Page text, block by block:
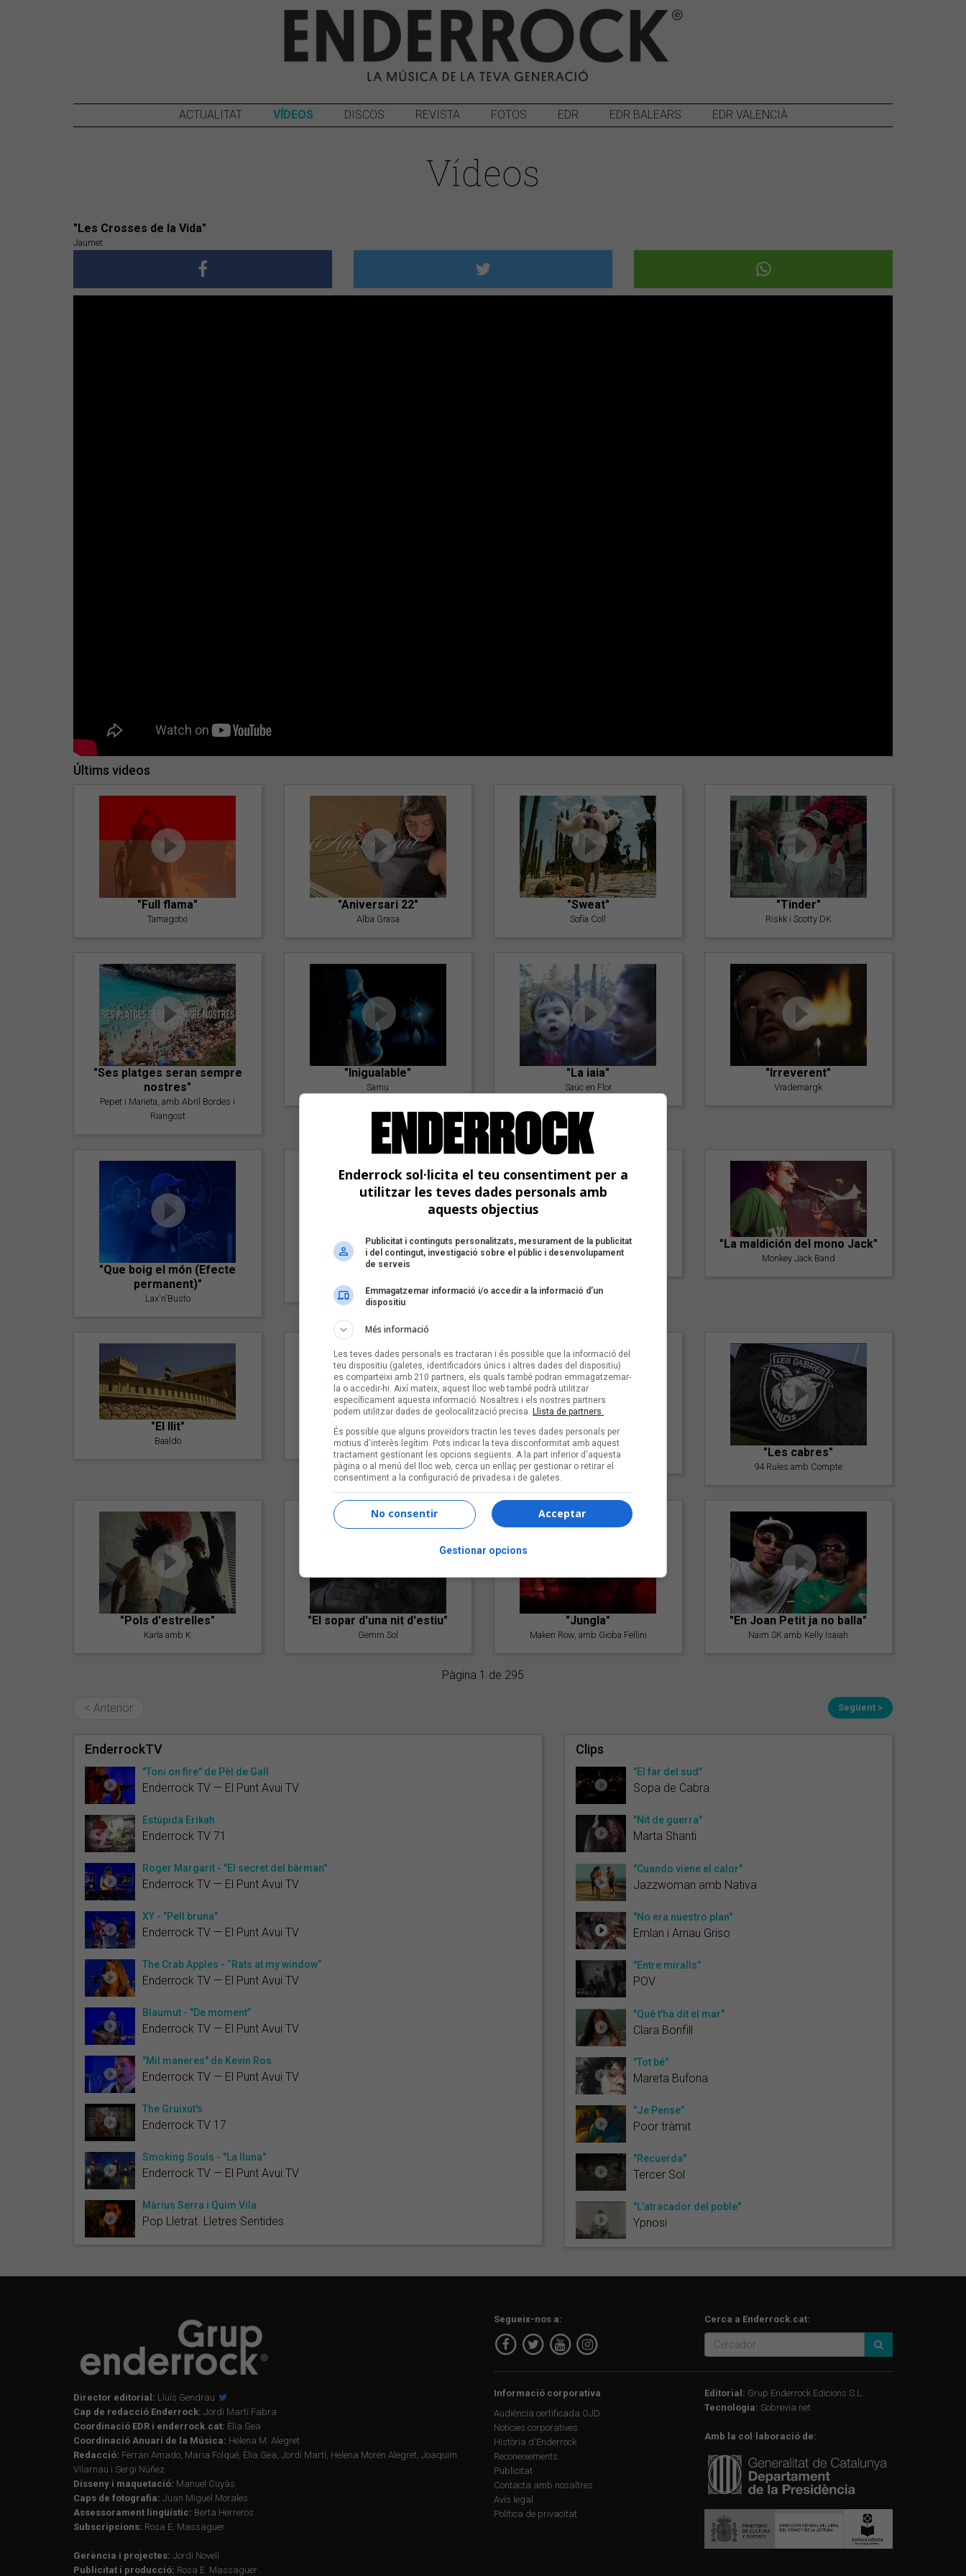
ACTUALITAT VÍDEOS DISCOS REVISTA FOTOS EDR EDR BALEARS EDR VALENCIÀ
Vídeos
"Les Crosses de la Vida"
Jaumet
Últims videos
"Full flama"
Tamagotxi
"Aniversari 22"
Alba Grasa
"Sweat"
Sofia Coll
"Tinder"
Riskk i Scotty DK
"Ses platges seran sempre
nostres"
Pepet i Marieta, amb Abril Bordes i
Riangost
"Inigualable"
Samu
"La iaia"
Saüc en Flor
"Irreverent"
Vrademargk
"Que boig el món (Efecte
permanent)"
Lax'n'Busto
"Amb tu"
"Postlude To A Kiss"
Goran Levi
"La maldición del mono Jack"
Monkey Jack Band
"El llit"
Baaldo
"Lo bueno y lo malo"
Carmen y María
"Posidònia"
Pep Álvarez amb Joan Muntaner
(Xanguito)
"Les cabres"
94 Rules amb Compte
"Pols d'estrelles"
Karla amb K
"El sopar d'una nit d'estiu"
Gemm Sol
"Jungla"
Maken Row, amb Gioba Fellini
"En Joan Petit ja no balla"
Naim SK amb Kelly Isaiah
Pàgina 1 de 295
< Anterior Següent >
EnderrockTV
"Toni on fire" de Pèl de Gall
Enderrock TV — El Punt Avui TV
Estúpida Erikah
Enderrock TV 71
Roger Margarit - "El secret del bàrman"
Enderrock TV — El Punt Avui TV
XY - "Pell bruna"
Enderrock TV — El Punt Avui TV
The Crab Apples - “Rats at my window”
Enderrock TV — El Punt Avui TV
Blaumut - "De moment”
Enderrock TV — El Punt Avui TV
"Mil maneres" de Kevin Ros
Enderrock TV — El Punt Avui TV
The Gruixut's
Enderrock TV 17
Smoking Souls - "La lluna"
Enderrock TV — El Punt Avui TV
Màrius Serra i Quim Vila
Pop Lletrat. Lletres Sentides
Clips
"El far del sud"
Sopa de Cabra
"Nit de guerra"
Marta Shanti
"Cuando viene el calor"
Jazzwoman amb Nativa
"No era nuestro plan"
Emlan i Arnau Griso
"Entre miralls"
POV
"Què t'ha dit el mar"
Clara Bonfill
"Tot bé"
Mareta Bufona
"Je Pense"
Poor tràmit
"Recuerda"
Tercer Sol
"L'atracador del poble"
Ypnosi
Director editorial: Lluís Gendrau
Cap de redacció Enderrock: Jordi Martí Fabra
Coordinació EDR i enderrock.cat: Èlia Gea
Coordinació Anuari de la Música: Helena M. Alegret
Redacció: Ferran Amado, Maria Folqué, Èlia Gea, Jordi Martí, Helena Morén Alegret, Joaquim
Vilarnau i Sergi Núñez
Disseny i maquetació: Manuel Cuyàs
Caps de fotografia: Juan Miguel Morales
Assessorament lingüístic: Berta Herreros
Subscripcions: Rosa E. Massaguer
Gerència i projectes: Jordi Novell
Publicitat i producció: Rosa E. Massaguer
Segueix-nos a: Cerca a Enderrock.cat:
Informació corporativa
Audiència certificada OJD
Notícies corporatives
Història d'Enderrock
Reconeixements
Publicitat
Contacta amb nosaltres
Avís legal
Política de privacitat
Editorial: Grup Enderrock Edicions S.L.
Tecnologia: Sobrevia.net
Amb la col·laboració de:
Enderrock sol·licita el teu consentiment per a
utilitzar les teves dades personals amb
aquests objectius
Publicitat i continguts personalitzats, mesurament de la publicitat
i del contingut, investigació sobre el públic i desenvolupament
de serveis
Emmagatzemar informació i/o accedir a la informació d’un
dispositiu
Més informació
Les teves dades personals es tractaran i és possible que la informació del
teu dispositiu (galetes, identificadors únics i altres dades del dispositiu)
es comparteixi amb 210 partners, els quals també podran emmagatzemar-
la o accedir-hi. Així mateix, aquest lloc web també podrà utilitzar
específicament aquesta informació. Nosaltres i els nostres partners
podem utilitzar dades de geolocalització precisa. Llista de partners.
És possible que alguns proveïdors tractin les teves dades personals per
motius d'interès legítim. Pots indicar la teva disconformitat amb aquest
tractament gestionant les opcions següents. A la part inferior d'aquesta
pàgina o al menú del lloc web, cerca un enllaç per gestionar o retirar el
consentiment a la configuració de privadesa i de galetes.
Acceptar
No consentir
Gestionar opcions